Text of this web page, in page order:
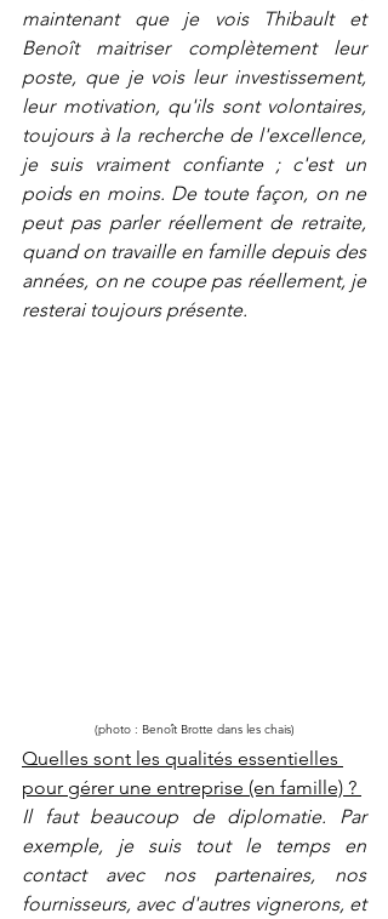
maintenant que je vois Thibault et
Benoît maitriser complètement leur
poste, que je vois leur investissement,
leur motivation, qu'ils sont volontaires,
toujours à la recherche de l'excellence,
je suis vraiment confiante ; c'est un
poids en moins. De toute façon, on ne
peut pas parler réellement de retraite,
quand on travaille en famille depuis des
années, on ne coupe pas réellement, je
resterai toujours présente.
(photo : Benoît Brotte dans les chais)
Quelles sont les qualités essentielles
pour gérer une entreprise (en famille) ?
Il faut beaucoup de diplomatie. Par
exemple, je suis tout le temps en
contact avec nos partenaires, nos
fournisseurs, avec d'autres vignerons, et